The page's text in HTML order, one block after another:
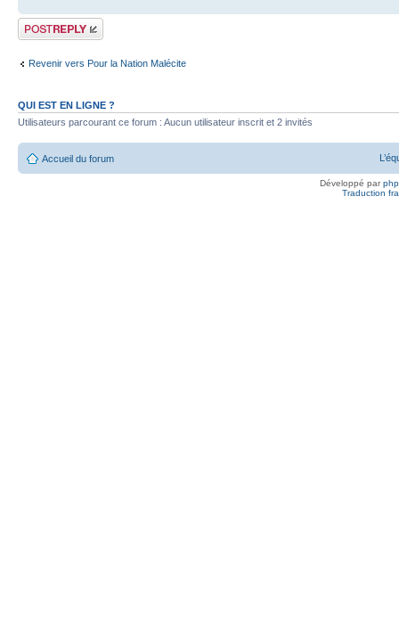
Publier une
réponse
Revenir vers Pour la Nation Malécite
QUI EST EN LIGNE ?
Utilisateurs parcourant ce forum : Aucun utilisateur inscrit et 2 invités
Accueil du forum
Développé par
Traduction